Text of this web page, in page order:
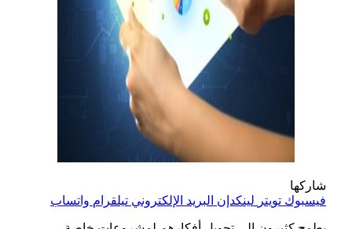
شاركها
فيسبوك تويتر لينكدإن البريد الإلكتروني تيلقرام واتساب